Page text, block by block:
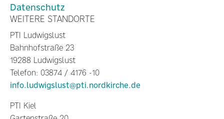
Datenschutz
WEITERE STANDORTE
PTI Ludwigslust
Bahnhofstraße 23
19288 Ludwigslust
Telefon: 03874 / 4176 -10
info.ludwigslust@pti.nordkirche.de
PTI Kiel